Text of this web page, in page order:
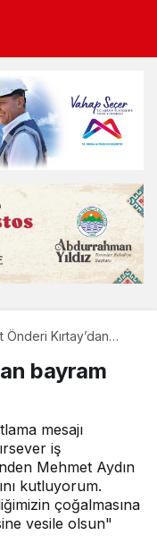
Önderi Kırtay’dan
bayram
mesajı
iş
Mehmet Aydın
kutluyorum.
çoğalmasına
vesile olsun"